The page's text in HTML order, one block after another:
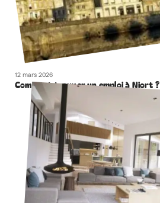
12 mars 2026
Comment trouver un emploi à Niort ?